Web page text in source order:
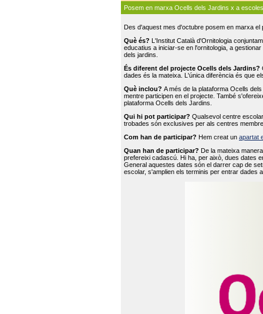
Posem en marxa Ocells dels Jardins x a escoles
Des d'aquest mes d'octubre posem en marxa
Què és? L'Institut Català d'Ornitologia
educatius a iniciar-se en l'ornitologia, a
dels jardins.
És diferent del projecte Ocells dels Jardins?
dades és la mateixa. L'única diferència és que
Què inclou? A més de la plataforma Ocells
mentre participen en el projecte. També
plataforma Ocells dels Jardins.
Qui hi pot participar? Qualsevol centre
trobades són exclusives per als centres
Com han de participar? Hem creat un apartat
Quan han de participar? De la mateixa
prefereixi cadascú. Hi ha, per això, dues dates
General aquestes dates són el darrer cap de
escolar, s'amplien els terminis per entrar dades